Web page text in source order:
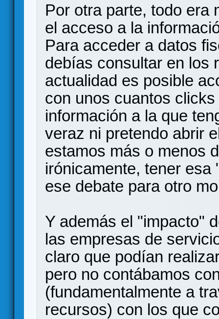
Por otra parte, todo era
el acceso a la
Para acceder a datos
debías consultar en los
actualidad es posible
con unos cuantos
información a la que
veraz ni pretendo abrir
estamos más o menos
irónicamente, tener
ese debate para otro
Y además el "impacto"
las empresas de
claro que podían
pero no contábamos
(fundamentalmente a
recursos) con los que